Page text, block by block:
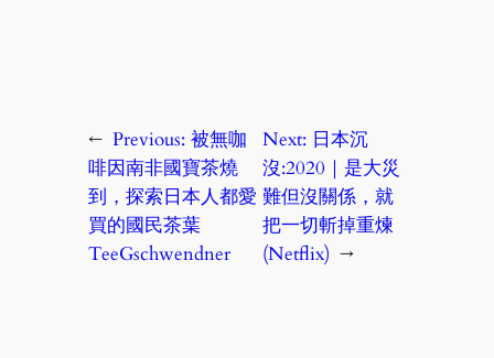
← Previous: 被無咖
啡因南非國寶茶燒
到，探索日本人都愛
買的國民茶葉
TeeGschwendner
Next: 日本沉
沒:2020｜是大災
難但沒關係，就
把一切斬掉重煉
(Netflix) →